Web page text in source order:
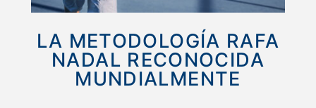
LA METODOLOGÍA RAFA
NADAL RECONOCIDA
MUNDIALMENTE